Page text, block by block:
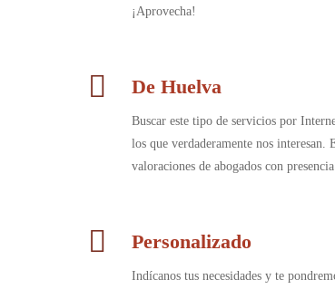
¡Aprovecha!
De Huelva
Buscar este tipo de servicios por
los que verdaderamente nos
valoraciones de abogados con
Personalizado
Indícanos tus necesidades y te